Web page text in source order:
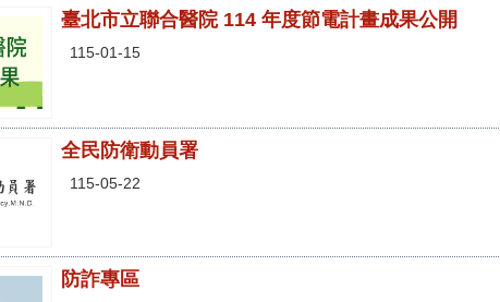
臺北市立聯合醫院 114 年度節電計畫成果公開
115-01-15
全民防衛動員署
115-05-22
防詐專區